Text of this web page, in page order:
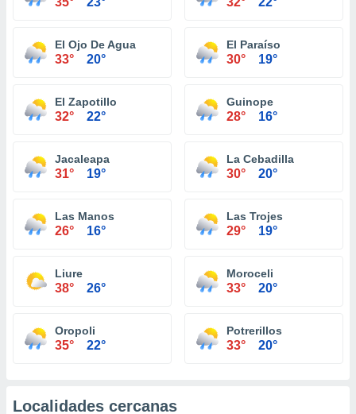
El Ojo De Agua
33° 20°
El Paraíso
30° 19°
El Zapotillo
32° 22°
Guinope
28° 16°
Jacaleapa
31° 19°
La Cebadilla
30° 20°
Las Manos
26° 16°
Las Trojes
29° 19°
Liure
38° 26°
Moroceli
33° 20°
Oropoli
35° 22°
Potrerillos
33° 20°
Localidades cercanas